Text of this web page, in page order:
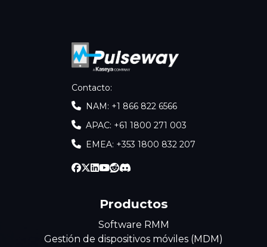
Contacto:
NAM: +1 866 822 6566
APAC: +61 1800 271 003
EMEA: +353 1800 832 207
Productos
Software RMM
Gestión de dispositivos móviles (MDM)